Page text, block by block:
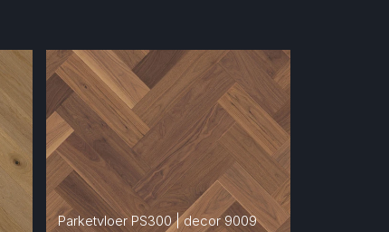
Parketvloer PS300 | decor 9009